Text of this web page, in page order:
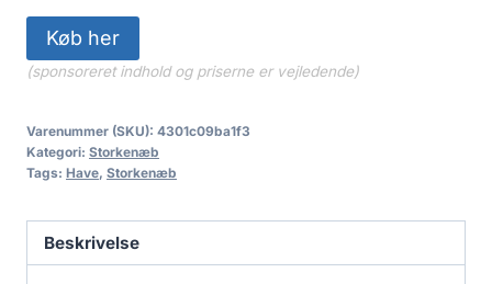
Køb her
(sponsoreret indhold og priserne er vejledende)
Varenummer (SKU): 4301c09ba1f3
Kategori: Storkenæb
Tags: Have, Storkenæb
Beskrivelse